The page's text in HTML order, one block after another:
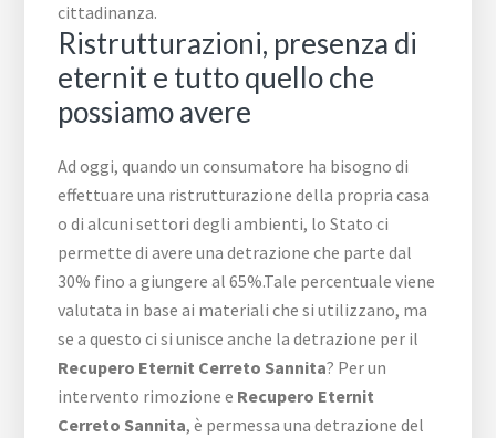
cittadinanza.
Ristrutturazioni, presenza di
eternit e tutto quello che
possiamo avere
Ad oggi, quando un consumatore ha bisogno di
effettuare una ristrutturazione della propria casa
o di alcuni settori degli ambienti, lo Stato ci
permette di avere una detrazione che parte dal
30% fino a giungere al 65%.Tale percentuale viene
valutata in base ai materiali che si utilizzano, ma
se a questo ci si unisce anche la detrazione per il
Recupero Eternit Cerreto Sannita? Per un
intervento rimozione e Recupero Eternit
Cerreto Sannita, è permessa una detrazione del